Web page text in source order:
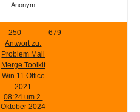
Anonym
250
679
Antwort zu:
Problem Mail
Merge Toolkit
Win 11 Office
2021
08:24 um 2.
Oktober 2024